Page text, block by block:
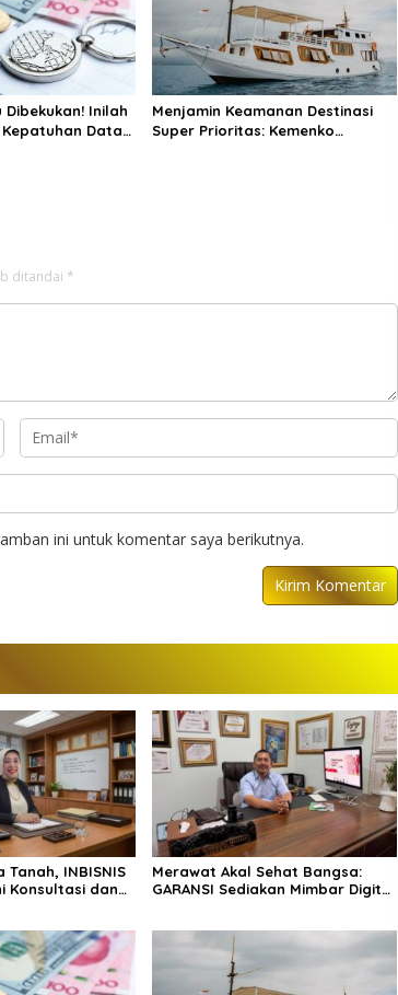
Inilah
Data
Menjamin Keamanan Destinasi
Super Prioritas: Kemenko
ditandai *
ini untuk komentar saya berikutnya.
INBISNIS
Konsultasi dan
Merawat Akal Sehat Bangsa:
GARANSI Sediakan Mimbar Digital